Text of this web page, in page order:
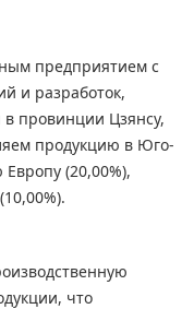
предприятием с
и разработок,
в провинции Цзянсу,
продукцию в Юго-
(20,00%),
что